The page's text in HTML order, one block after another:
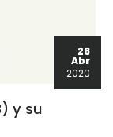
28
Abr
2020
y su